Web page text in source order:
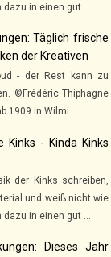
in einen gut ...
Täglich frische
der Kreativen
- der Rest kann zu
©Frédéric Thiphagne
1909 in Wilmi...
Kinks - Kinda Kinks
der Kinks schreiben,
und weiß nicht wie
in einen gut ...
Dieses Jahr